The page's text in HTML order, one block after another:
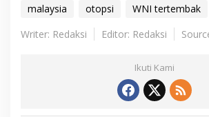
malaysia otopsi
WNI tertembak
Writer: Redaksi
Editor: Redaksi
Ikuti Kami